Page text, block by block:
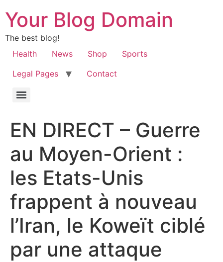
Your Blog Domain
The best blog!
Health
News Shop
Sports
Legal Pages
Contact
EN DIRECT – Guerre
au Moyen-Orient :
les Etats-Unis
frappent à nouveau
l’Iran, le Koweït ciblé
par une attaque